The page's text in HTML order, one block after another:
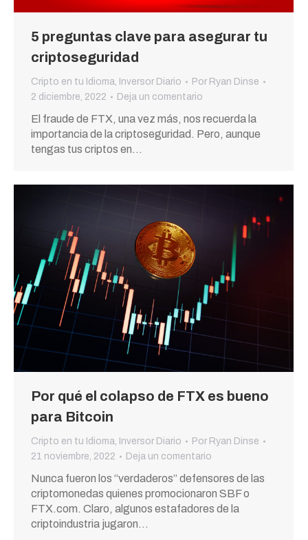
5 preguntas clave para asegurar tu
criptoseguridad
Cripto en tu Idioma Inversor Diario Por Ryan Dinse
2 diciembre, 2022
Deja un comentario
El fraude de FTX, una vez más, nos recuerda la
importancia de la criptoseguridad. Pero, aunque
tengas tus criptos en…
Por qué el colapso de FTX es bueno
para Bitcoin
Cripto en tu Idioma Inversor Diario Por Ryan Dinse
21 noviembre, 2022
Deja un comentario
Nunca fueron los “verdaderos” defensores de las
criptomonedas quienes promocionaron SBF o
FTX.com. Claro, algunos estafadores de la
criptoindustria jugaron…